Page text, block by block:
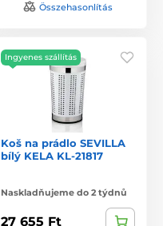
Összehasonlítás
Ingyenes szállítás
Koš na prádlo SEVILLA
bílý KELA KL-21817
Naskladňujeme do 2 týdnů
27 655 Ft